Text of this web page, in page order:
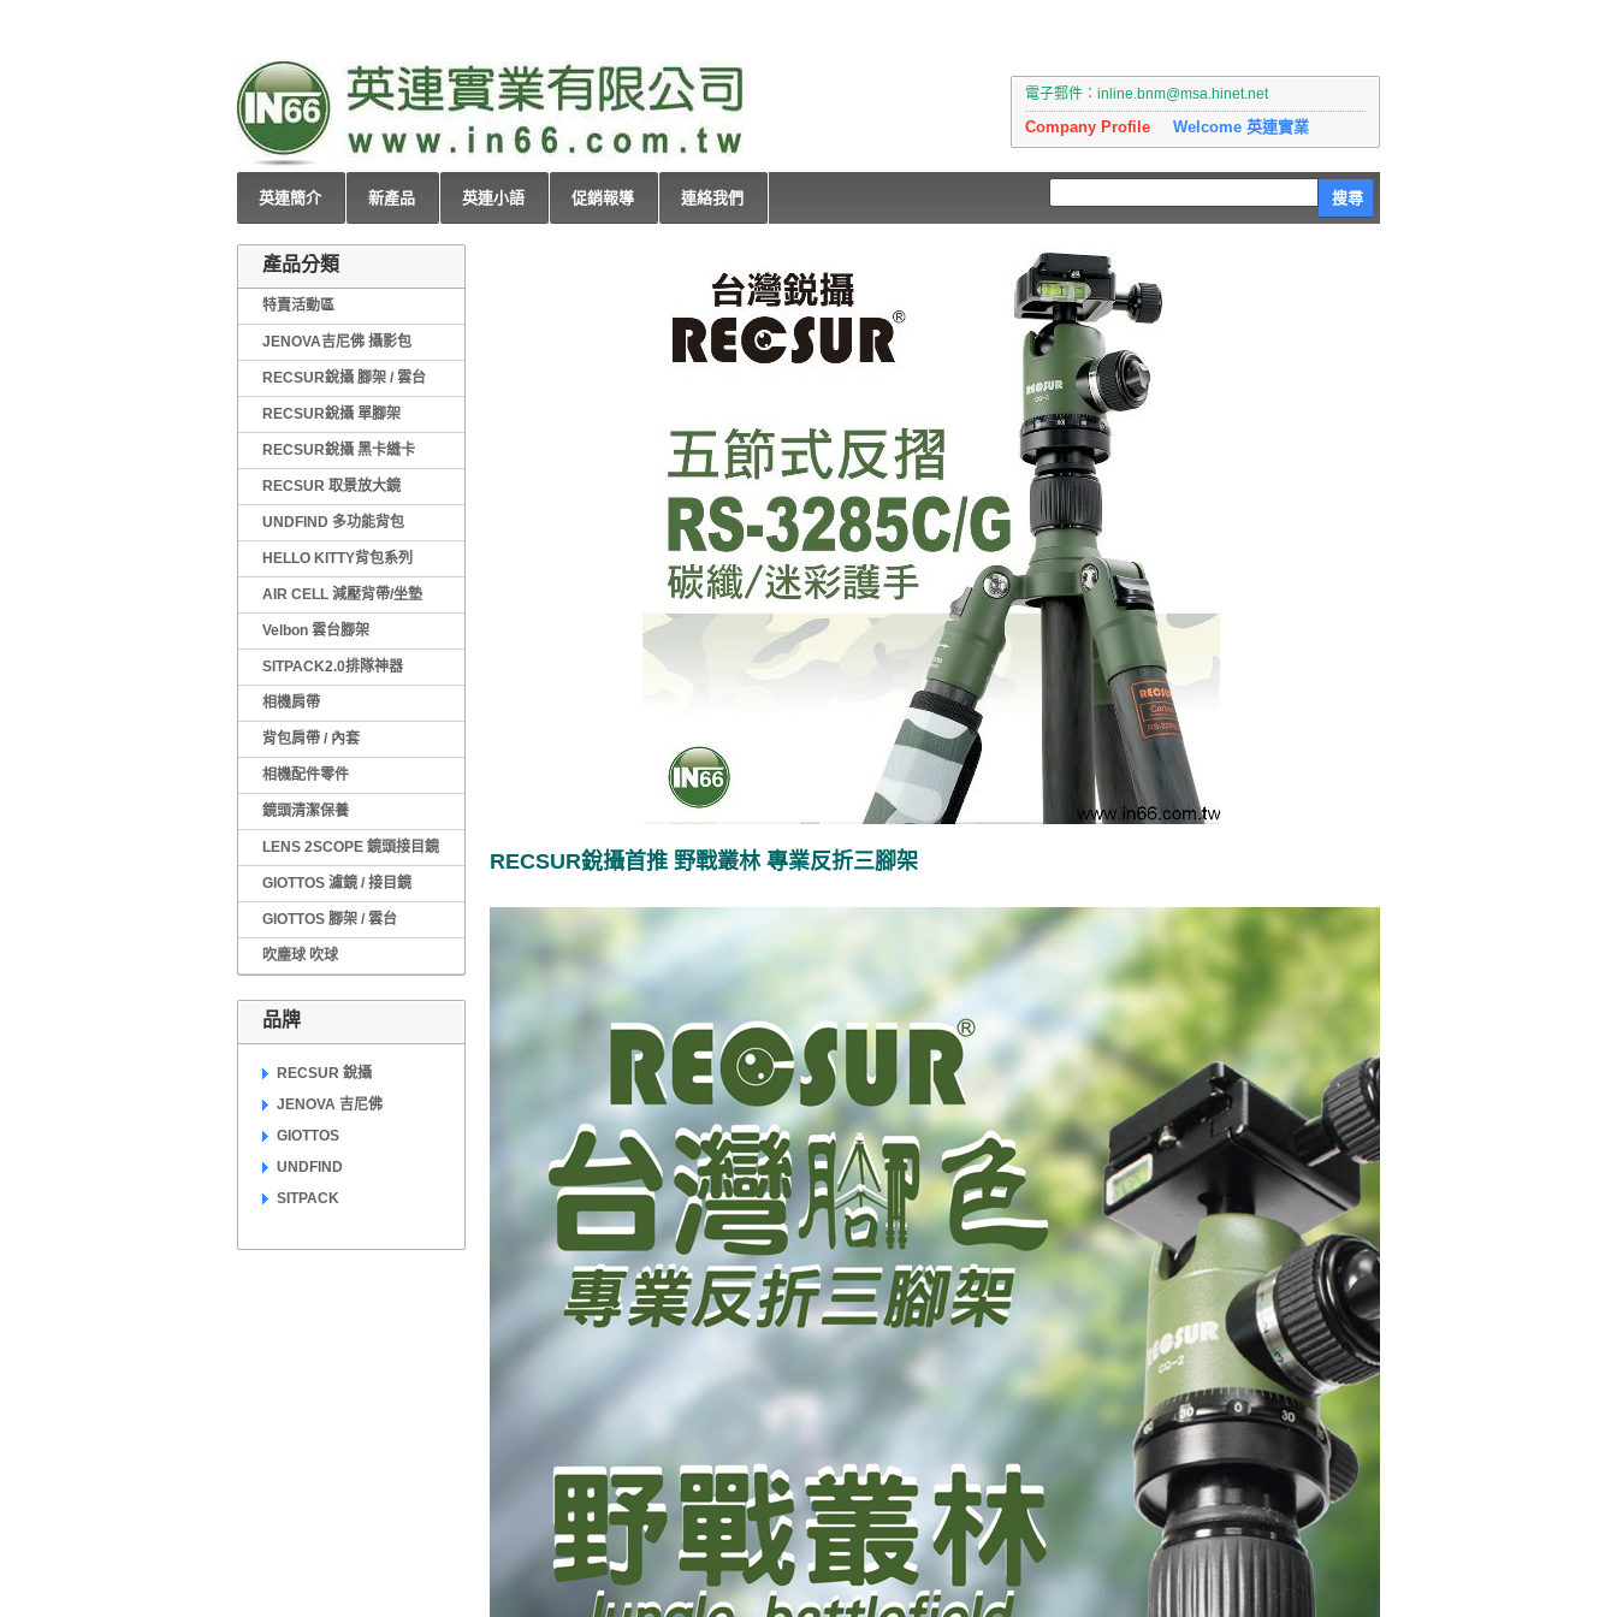
英連簡介 新產品 英連小語 促銷報導 連絡我們 搜尋
電子郵件：inline.bnm@msa.hinet.net
Company Profile Welcome 英連實業
產品分類
特賣活動區
JENOVA吉尼佛 攝影包
RECSUR銳攝 腳架 / 雲台
RECSUR銳攝 單腳架
RECSUR銳攝 黑卡縫卡
RECSUR 取景放大鏡
UNDFIND 多功能背包
HELLO KITTY背包系列
AIR CELL 減壓背帶/坐墊
Velbon 雲台腳架
SITPACK2.0排隊神器
相機肩帶
背包肩帶 / 內套
相機配件零件
鏡頭清潔保養
LENS 2SCOPE 鏡頭接目鏡
GIOTTOS 濾鏡 / 接目鏡
GIOTTOS 腳架 / 雲台
吹塵球 吹球
品牌
RECSUR 銳攝
JENOVA 吉尼佛
GIOTTOS
UNDFIND
SITPACK
RECSUR銳攝首推 野戰叢林 專業反折三腳架